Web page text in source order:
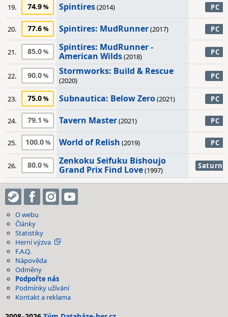
19. 74.9 Spintires(2014) PC
20. 77.6 Spintires: MudRunner(2017) PC
21. 85.0
Spintires: MudRunner -
American Wilds(2018) PC
22. 90.0 Stormworks: Build & Rescue
(2020) PC
23. 75.0 Subnautica: Below Zero(2021) PC
24. 79.1 Tavern Master(2021) PC
25. 100.0 World of Relish (2019) PC
26. 80.0
Zenkoku Seifuku Bishoujo
Grand Prix Find Love(1997) Saturn
O webu
Články
Statistiky
Herní výzva
F.A.Q.
Nápověda
Odměny
Podpořte nás
Podmínky užívání
Kontakt a reklama